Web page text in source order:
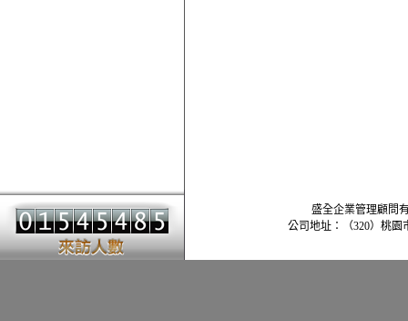
盛全企業管理顧問
公司地址：（320）桃園